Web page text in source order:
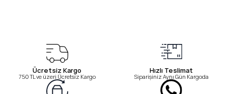
Ücretsiz Kargo
750 TL ve üzeri Ücretsiz Kargo
Hızlı Teslimat
Siparişiniz Aynı Gün Kargoda